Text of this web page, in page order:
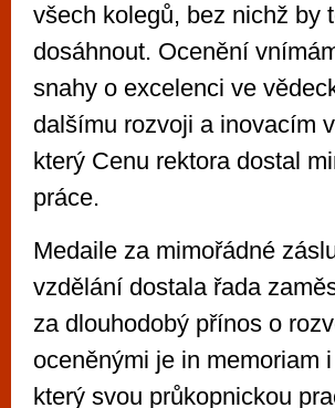
všech kolegů, bez nichž by
dosáhnout. Ocenění
snahy o excelenci ve
dalšímu rozvoji a inovacím
který Cenu rektora dostal
práce.
Medaile za mimořádné
vzdělání dostala řada
za dlouhodobý přínos o
oceněnými je in memoriam
který svou průkopnickou